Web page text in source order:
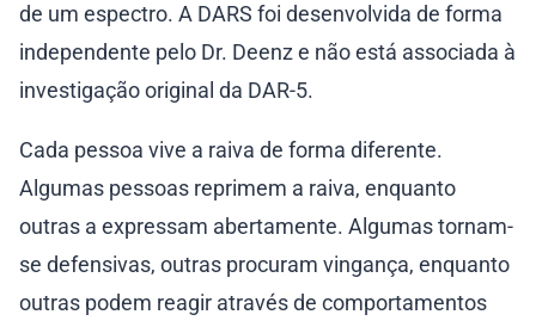
de um espectro. A DARS foi desenvolvida de forma
independente pelo Dr. Deenz e não está associada à
investigação original da DAR-5.
Cada pessoa vive a raiva de forma diferente.
Algumas pessoas reprimem a raiva, enquanto
outras a expressam abertamente. Algumas tornam-
se defensivas, outras procuram vingança, enquanto
outras podem reagir através de comportamentos